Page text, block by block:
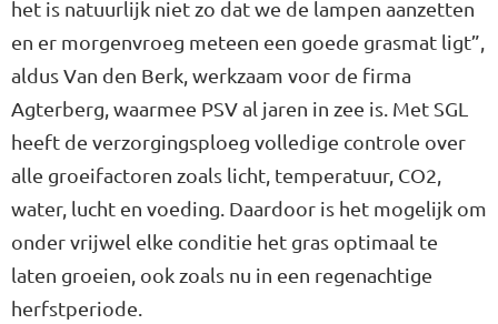
het is natuurlijk niet zo dat we de lampen aanzetten
en er morgenvroeg meteen een goede grasmat ligt”,
aldus Van den Berk, werkzaam voor de firma
Agterberg, waarmee PSV al jaren in zee is. Met SGL
heeft de verzorgingsploeg volledige controle over
alle groeifactoren zoals licht, temperatuur, CO2,
water, lucht en voeding. Daardoor is het mogelijk om
onder vrijwel elke conditie het gras optimaal te
laten groeien, ook zoals nu in een regenachtige
herfstperiode.